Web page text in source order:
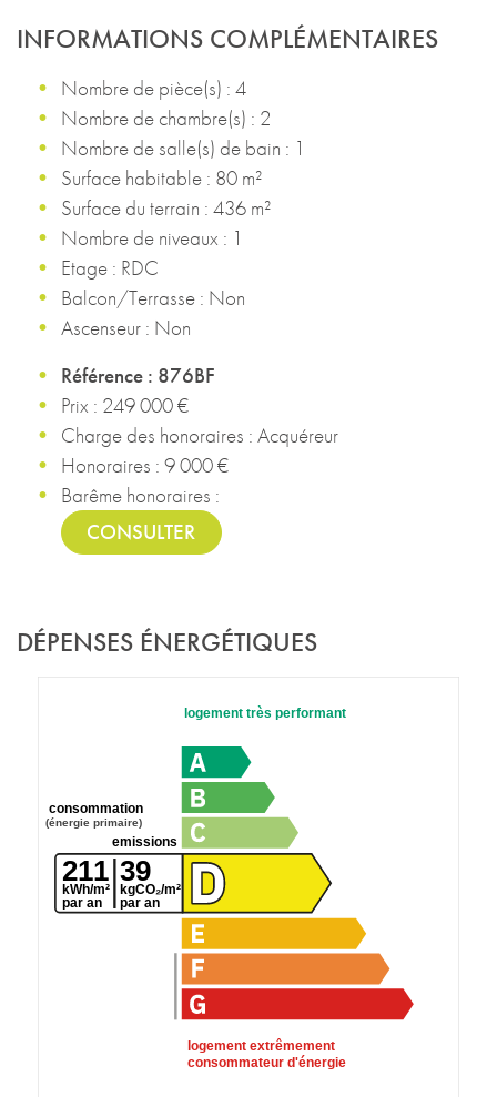
INFORMATIONS COMPLÉMENTAIRES
Nombre de pièce(s) : 4
Nombre de chambre(s) : 2
Nombre de salle(s) de bain : 1
Surface habitable : 80 m²
Surface du terrain : 436 m²
Nombre de niveaux : 1
Etage : RDC
Balcon/Terrasse : Non
Ascenseur : Non
Référence : 876BF
Prix : 249 000 €
Charge des honoraires : Acquéreur
Honoraires : 9 000 €
Barême honoraires :
CONSULTER
DÉPENSES ÉNERGÉTIQUES
logement très performant
logement extrêmement
consommateur d'énergie
211
kWh/m²
par an
consommation
(énergie primaire)
39
kgCO₂/m²
par an
emissions